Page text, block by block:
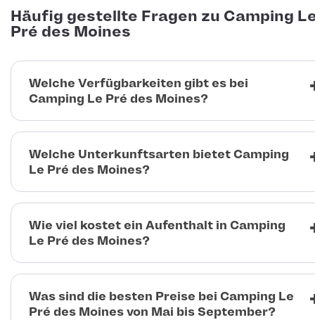
Häufig gestellte Fragen zu Camping
Pré des Moines
Welche Verfügbarkeiten gibt es bei
Camping Le Pré des Moines?
Welche Unterkunftsarten bietet Camping
Le Pré des Moines?
Wie viel kostet ein Aufenthalt in Camping
Le Pré des Moines?
Was sind die besten Preise bei Camping Le
Pré des Moines von Mai bis September?